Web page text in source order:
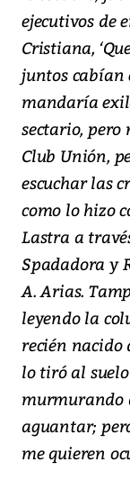
ejecutivos de
Cristiana,
juntos cabían
mandaría
sectario,
Club Unión,
escuchar las
como lo hizo
Lastra a
Spadadora y
A. Arias.
leyendo la
recién nacido
lo tiró al
murmurando
aguantar;
me quieren